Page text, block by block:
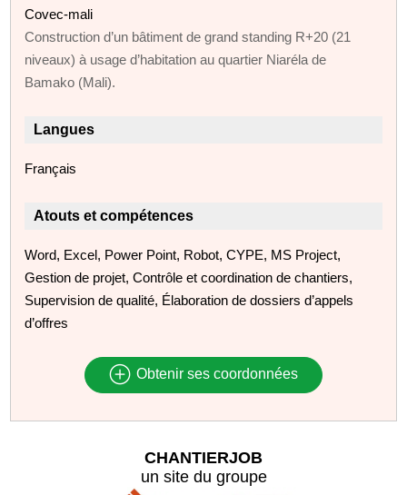
Covec‑mali
Construction d’un bâtiment de grand standing R+20 (21
niveaux) à usage d’habitation au quartier Niaréla de
Bamako (Mali).
Langues
Français
Atouts et compétences
Word, Excel, Power Point, Robot, CYPE, MS Project,
Gestion de projet, Contrôle et coordination de chantiers,
Supervision de qualité, Élaboration de dossiers d’appels
d’offres
Obtenir ses coordonnées
CHANTIERJOB
un site du groupe